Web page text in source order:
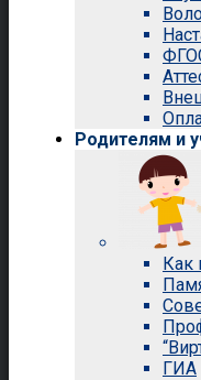
Родителям и
Как
ГИА